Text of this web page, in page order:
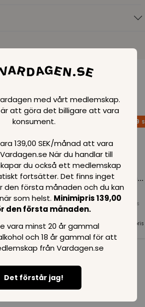
med vårt medlemskap.
att göra det billigare att vara
konsument.
139,00 SEK/månad att vara
När du handlar till
du också ett medlemskap
fortsätter. Det finns inget
första månaden och du kan
som helst. Minimipris 139,00
den första månaden.
vara minst 20 år gammal
och 18 år gammal för att
från Vardagen.se
Det förstår jag!
Loading..
SPARA 99 SEK
Loading...
Normalpris
99SEK
Medlemspris
99 SEK
99
Loading...
Normalpris
Medlemspris